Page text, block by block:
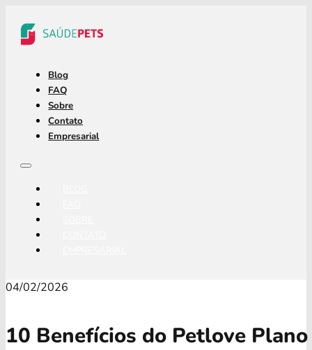
Blog
FAQ
Sobre
Contato
Empresarial
04/02/2026
10 Benefícios do Petlove